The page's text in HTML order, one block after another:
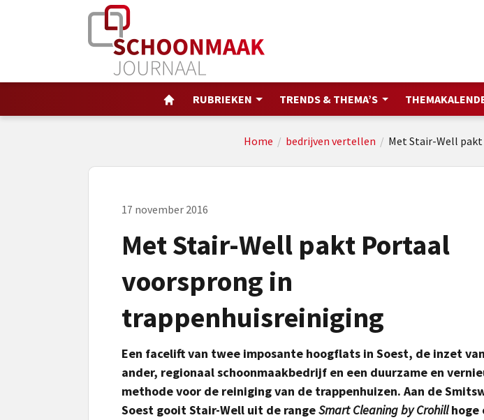
RUBRIEKEN TRENDS & THEMA’S
Home / bedrijven vertellen / Met Stair-Well
17 november 2016
Met Stair-Well pakt Portaal
voorsprong in
trappenhuisreiniging
Een facelift van twee imposante hoogflats in Soest, de inzet
ander, regionaal schoonmaakbedrijf en een duurzame en
methode voor de reiniging van de trappenhuizen. Aan de
Soest gooit Stair-Well uit de rangeSmart Cleaning by Crohillhoge